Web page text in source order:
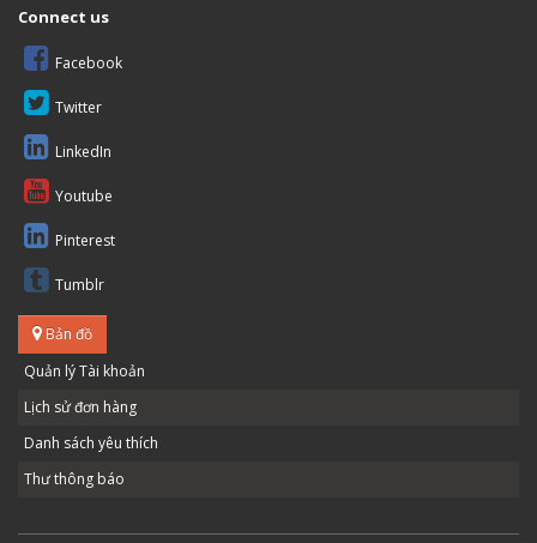
Connect us
Facebook
Twitter
LinkedIn
Youtube
Pinterest
Tumblr
Bản đồ
Quản lý Tài khoản
Lịch sử đơn hàng
Danh sách yêu thích
Thư thông báo